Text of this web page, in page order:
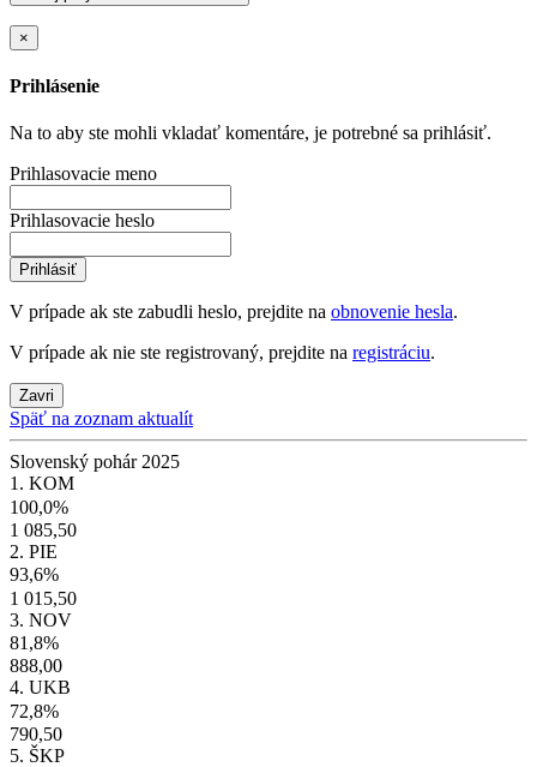
×
Prihlásenie
Na to aby ste mohli vkladať komentáre, je potrebné sa prihlásiť.
Prihlasovacie meno
Prihlasovacie heslo
Prihlásiť
V prípade ak ste zabudli heslo, prejdite na obnovenie hesla.
V prípade ak nie ste registrovaný, prejdite na registráciu.
Zavri
Späť na zoznam aktualít
Slovenský pohár 2025
1. KOM
100,0%
1 085,50
2. PIE
93,6%
1 015,50
3. NOV
81,8%
888,00
4. UKB
72,8%
790,50
5. ŠKP